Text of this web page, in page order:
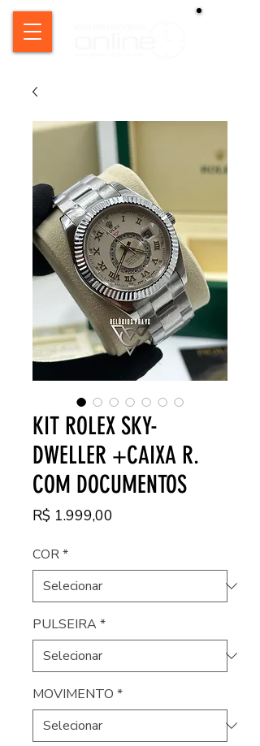
KIT ROLEX SKY-
DWELLER +CAIXA R.
COM DOCUMENTOS
R$ 1.999,00
COR*
PULSEIRA*
MOVIMENTO *